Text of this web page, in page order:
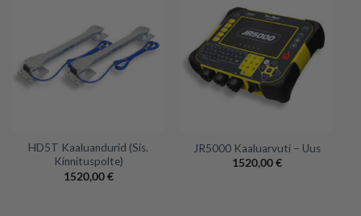
HD5T Kaaluandurid (Sis.
Kinnituspolte)
1520,00€
JR5000 Kaaluarvuti – Uus
1520,00€